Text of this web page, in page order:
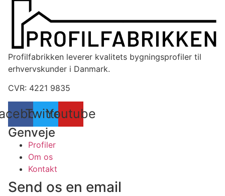
Profilfabrikken leverer kvalitets bygningsprofiler til
erhvervskunder i Danmark.
CVR: 4221 9835
TwitterYoutube
Genveje
Profiler
Om os
Kontakt
Send os en email